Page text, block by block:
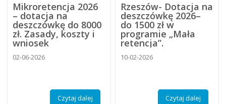
Mikroretencja 2026
– dotacja na
deszczówkę do 8000
zł. Zasady, koszty i
wniosek
02-06-2026
Czytaj dalej
Rzeszów- Dotacja na
deszczówkę 2026–
do 1500 zł w
programie „Mała
retencja”.
10-02-2026
Czytaj dalej